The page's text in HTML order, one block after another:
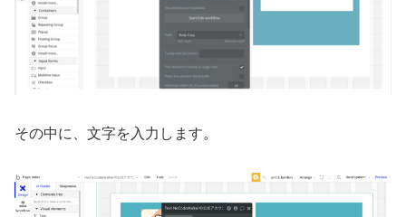
その中に、文字を入力します。